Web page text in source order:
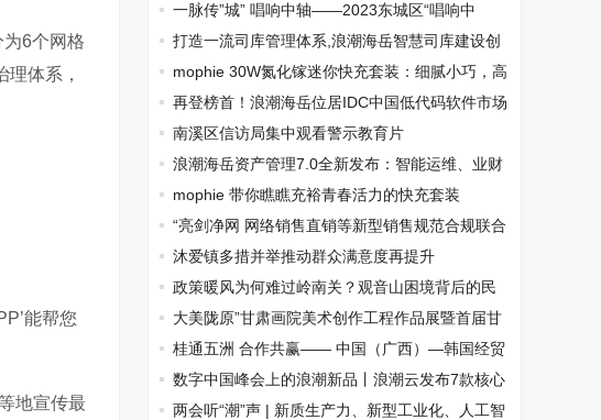
为6个网格
理体系，
’能帮您
地宣传最
术大会精彩回顾
一脉传”城” 唱响中轴——2023东城区“唱响中
轴”群众合唱活动在中山音乐堂举行
打造一流司库管理体系,浪潮海岳智慧司库建设创
新研讨会成功举办
mophie 30W氮化镓迷你快充套装：细腻小巧，高
效快充
再登榜首！浪潮海岳位居IDC中国低代码软件市场
第一南溪区信访局集中观看警示教育片
浪潮海岳资产管理7.0全新发布：智能运维、业财
协同，助力资产管理智慧升级
mophie 带你瞧瞧充裕青春活力的快充套装
“亮剑净网 网络销售直销等新型销售规范合规联合
体”在京召开
沐爱镇多措并举推动群众满意度再提升
政策暖风为何难过岭南关？观音山困境背后的民
营经济突围之问
大美陇原”甘肃画院美术创作工程作品展暨首届甘
肃省青年优秀美术作品晋京展在京开幕
桂通五洲 合作共赢—— 中国（广西）—韩国经贸
合作洽谈会 在广西南宁成功举办
数字中国峰会上的浪潮新品丨浪潮云发布7款核心
产品两会听“潮”声 | 新质生产力、新型工业化、人工智